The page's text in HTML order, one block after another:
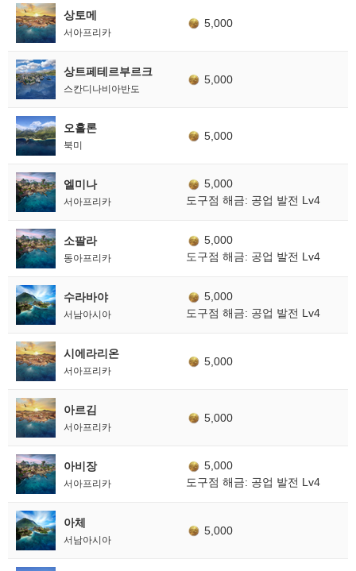
상토메
서아프리카
5,000
상트페테르부르크
스칸디나비아반도
5,000
오흘론
북미
5,000
엘미나
서아프리카
5,000
도구점 해금: 공업 발전 Lv4
소팔라
동아프리카
5,000
도구점 해금: 공업 발전 Lv4
수라바야
서남아시아
5,000
도구점 해금: 공업 발전 Lv4
시에라리온
서아프리카
5,000
아르김
서아프리카
5,000
아비장
서아프리카
5,000
도구점 해금: 공업 발전 Lv4
아체
서남아시아
5,000